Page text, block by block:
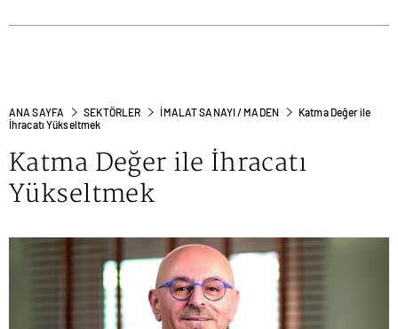
ANA SAYFA SEKTÖRLER İMALAT SANAYI / MADEN
Katma Değer ile
İhracatı Yükseltmek
Katma Değer ile İhracatı
Yükseltmek